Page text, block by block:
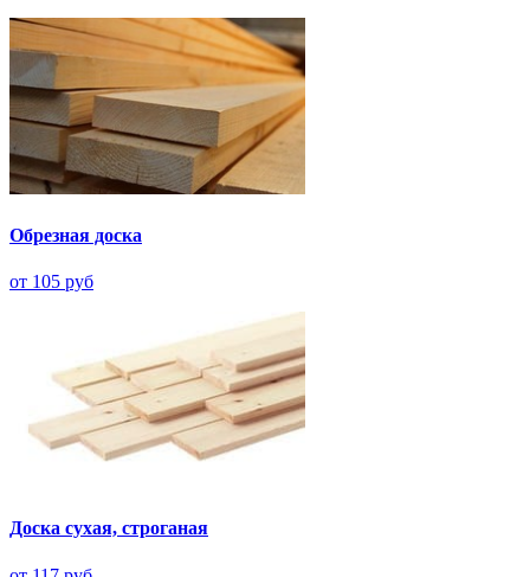
Обрезная доска
от 105 руб
Доска сухая, строганая